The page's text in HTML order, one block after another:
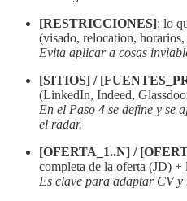
[RESTRICCIONES]: lo
(visado, relocation,
Evita aplicar a cosas
[SITIOS] /
(LinkedIn, Indeed,
En el Paso 4 se define y se
el radar.
[OFERTA_1..N] /
completa de la oferta (JD) +
Es clave para adaptar CV y